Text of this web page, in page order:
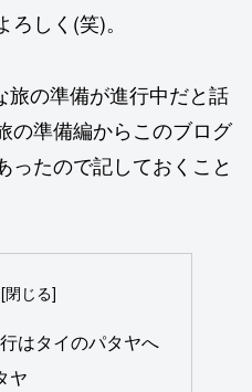
しく(笑)。
旅の準備が進行中だと話
の準備編からこのブログ
ったので記しておくこと
はタイのパタヤへ
ヤ